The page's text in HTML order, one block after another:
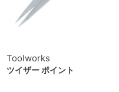
Toolworks
ツイザー ポイント